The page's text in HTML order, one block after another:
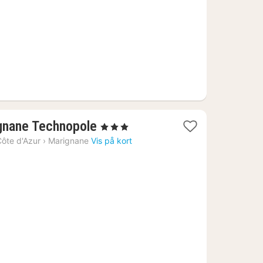
Technopole 1
nat
, 3 Stjerner
d'Azur › Marignane Vis på kort